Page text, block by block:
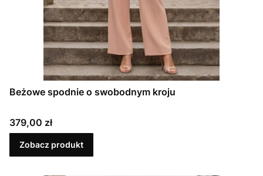
Beżowe spodnie o swobodnym kroju
Cena
379,00 zł
Zobacz produkt